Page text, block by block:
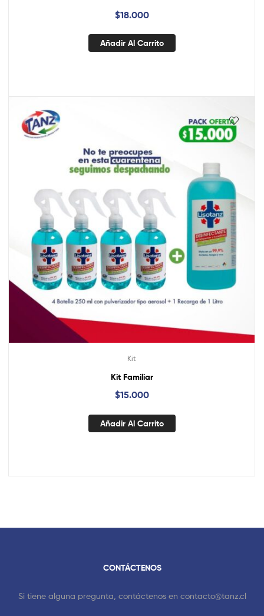
$18.000
Añadir Al Carrito
Kit
Kit Familiar
$15.000
Añadir Al Carrito
CONTÁCTENOS
Si tiene alguna pregunta, contáctenos en contacto@tanz.cl